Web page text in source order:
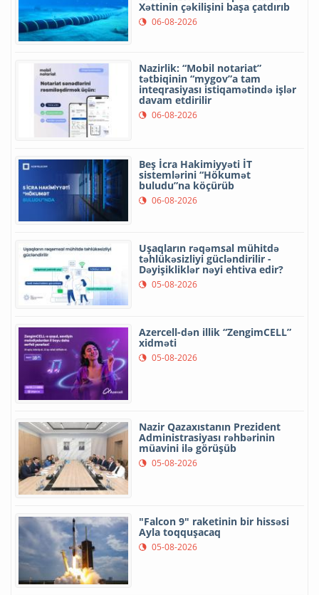
Xəttinin çəkilişini başa çatdırıb
06-08-2026
Nazirlik: “Mobil notariat”
tətbiqinin “mygov”a tam
inteqrasiyası istiqamətində işlər
davam etdirilir
06-08-2026
Beş İcra Hakimiyyəti İT
sistemlərini “Hökumət
buludu”na köçürüb
06-08-2026
Uşaqların rəqəmsal mühitdə
təhlükəsizliyi gücləndirilir -
Dəyişikliklər nəyi ehtiva edir?
05-08-2026
Azercell-dən illik “ZengimCELL”
xidməti
05-08-2026
Nazir Qazaxıstanın Prezident
Administrasiyası rəhbərinin
müavini ilə görüşüb
05-08-2026
"Falcon 9" raketinin bir hissəsi
Ayla toqquşacaq
05-08-2026